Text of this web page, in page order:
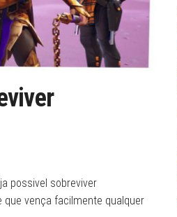
possivel sobreviver
vença facilmente qualquer